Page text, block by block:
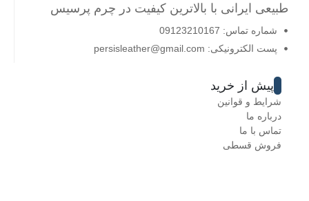
طبیعی ایرانی با بالاترین کیفیت در چرم پرسیس
شماره تماس: 09123210167
پست الکترونیکی: persisleather@gmail.com
پیش از خرید
شرایط و قوانین
درباره ما
تماس با ما
فروش قسطی